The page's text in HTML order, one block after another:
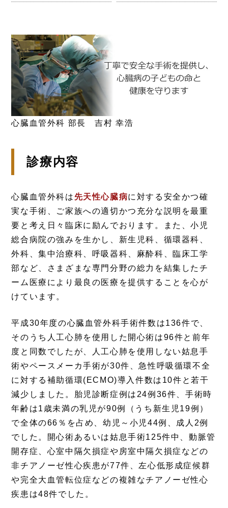
心臓血管外科 部長 吉村 幸浩
診療内容
心臓血管外科は 先天性心臓病に対する安全かつ確
実な手術、ご家族への適切かつ充分な説明を最重
要と考え日々臨床に励んでおります。また、小児
総合病院の強みを生かし、新生児科、循環器科、
外科、集中治療科、呼吸器科、麻酔科、臨床工学
部など、さまざまな専門分野の総力を結集したチ
ーム医療により最良の医療を提供することを心が
けています。
平成30年度の心臓血管外科手術件数は136件で、
そのうち人工心肺を使用した開心術は96件と前年
度と同数でしたが、人工心肺を使用しない姑息手
術やペースメーカ手術が30件、急性呼吸循環不全
に対する補助循環(ECMO)導入件数は10件と若干
減少しました。胎児診断症例は24例36件、手術時
年齢は1歳未満の乳児が90例（うち新生児19例）
で全体の66％を占め、幼児～小児44例、成人2例
でした。開心術あるいは姑息手術125件中、動脈管
開存症、心室中隔欠損症や房室中隔欠損症などの
非チアノーゼ性心疾患が77件、左心低形成症候群
や完全大血管転位症などの複雑なチアノーゼ性心
疾患は48件でした。